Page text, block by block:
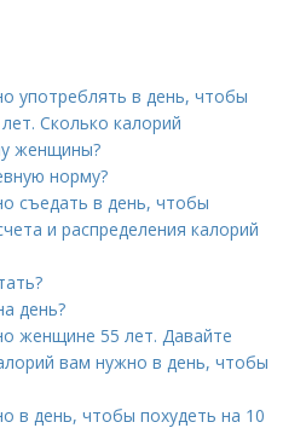
употреблять в день, чтобы
Сколько калорий
женщины?
норму?
съедать в день, чтобы
и распределения калорий
день?
женщине 55 лет. Давайте
вам нужно в день, чтобы
в день, чтобы похудеть на 10